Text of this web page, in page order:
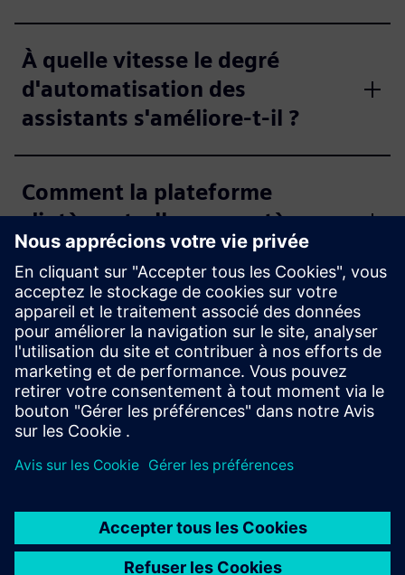
À quelle vitesse le degré
d'automatisation des
assistants s'améliore-t-il ?
Comment la plateforme
s'intègre-t-elle aux systèmes
informatiques existants ?
Quels canaux de
communication sont pris en
charge ?